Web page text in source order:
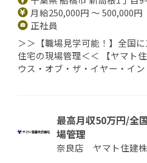
月給250,000円 ～ 500,000円
正社員
＞＞【職場見学可能！】全国
住宅の現場管理＜＜ 【ヤマト
ウス・オブ・ザ・イヤー・イ
最高月収50万円/全
場管理
奈良店 ヤマト住建